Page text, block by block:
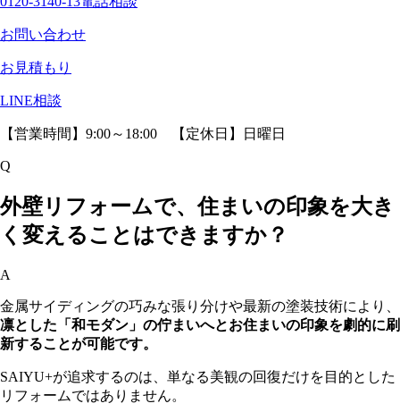
お問い合わせ
お見積もり
LINE相談
【営業時間】9:00～18:00 【定休日】日曜日
Q
外壁リフォームで、住まいの印象を大き
く変えることはできますか？
A
金属サイディングの巧みな張り分けや最新の塗装技術により、
凛とした「和モダン」の佇まいへとお住まいの印象を劇的に刷
新することが可能です。
SAIYU+が追求するのは、単なる美観の回復だけを目的とした
リフォームではありません。